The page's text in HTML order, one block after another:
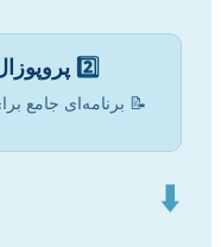
2️⃣
📝 برنامه‌ای جامع
⬇️